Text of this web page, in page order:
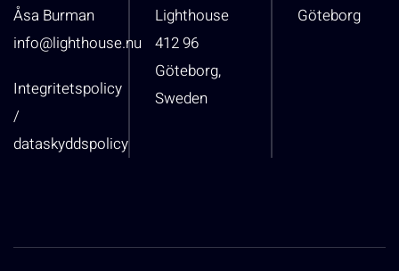
Åsa Burman
info@lighthouse.nu
Integritetspolicy
/
dataskyddspolicy
Lighthouse
412 96
Göteborg,
Sweden
Göteborg